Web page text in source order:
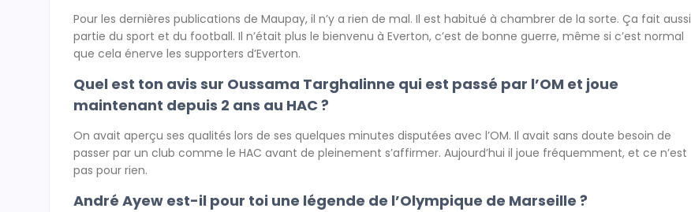
Pour les dernières publications de Maupay, il n’y a rien de mal. Il est habitué à chambrer de la sorte. Ça fait aussi
partie du sport et du football. Il n’était plus le bienvenu à Everton, c’est de bonne guerre, même si c’est normal
que cela énerve les supporters d’Everton.
Quel est ton avis sur Oussama Targhalinne qui est passé par l’OM et joue
maintenant depuis 2 ans au HAC ?
On avait aperçu ses qualités lors de ses quelques minutes disputées avec l’OM. Il avait sans doute besoin de
passer par un club comme le HAC avant de pleinement s’affirmer. Aujourd’hui il joue fréquemment, et ce n’est
pas pour rien.
André Ayew est-il pour toi une légende de l’Olympique de Marseille ?